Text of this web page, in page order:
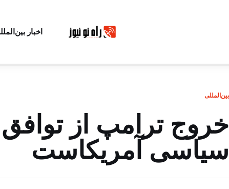
اخبار
بین‌المللی
خروج ترامپ از
سیاسی آمریکاست